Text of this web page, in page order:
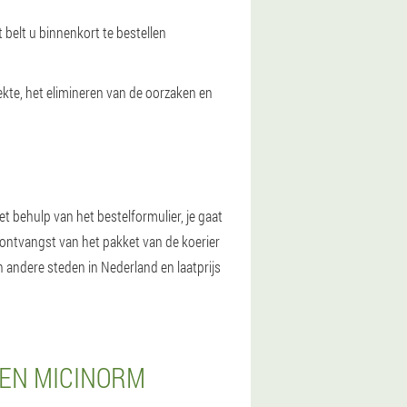
belt u binnenkort te bestellen
het elimineren van de oorzaken en
behulp van het bestelformulier, je gaat
van het pakket van de koerier
steden in Nederland en laatprijs
MICINORM